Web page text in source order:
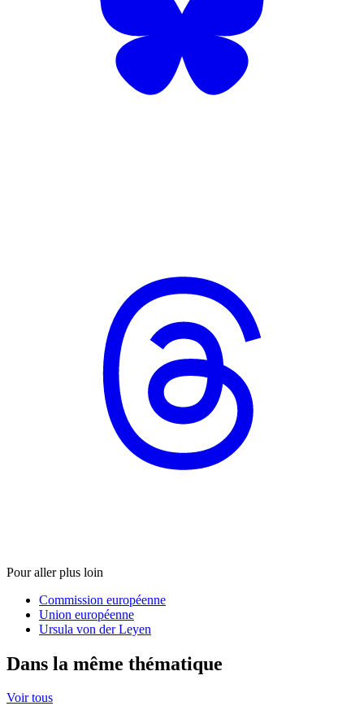
Pour aller plus loin
Commission européenne
Union européenne
Ursula von der Leyen
Dans la même thématique
Voir tous